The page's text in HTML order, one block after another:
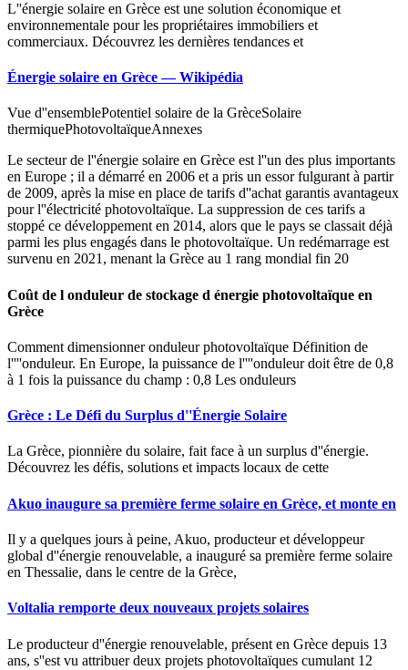
L''énergie solaire en Grèce est une solution économique et
environnementale pour les propriétaires immobiliers et
commerciaux. Découvrez les dernières tendances et
Énergie solaire en Grèce — Wikipédia
Vue d''ensemblePotentiel solaire de la GrèceSolaire
thermiquePhotovoltaïqueAnnexes
Le secteur de l''énergie solaire en Grèce est l''un des plus importants
en Europe ; il a démarré en 2006 et a pris un essor fulgurant à partir
de 2009, après la mise en place de tarifs d''achat garantis avantageux
pour l''électricité photovoltaïque. La suppression de ces tarifs a
stoppé ce développement en 2014, alors que le pays se classait déjà
parmi les plus engagés dans le photovoltaïque. Un redémarrage est
survenu en 2021, menant la Grèce au 1 rang mondial fin 20
Coût de l onduleur de stockage d énergie photovoltaïque en
Grèce
Comment dimensionner onduleur photovoltaïque Définition de
l''''onduleur. En Europe, la puissance de l''''onduleur doit être de 0,8
à 1 fois la puissance du champ : 0,8 Les onduleurs
Grèce : Le Défi du Surplus d''Énergie Solaire
La Grèce, pionnière du solaire, fait face à un surplus d''énergie.
Découvrez les défis, solutions et impacts locaux de cette
Akuo inaugure sa première ferme solaire en Grèce, et monte en
Il y a quelques jours à peine, Akuo, producteur et développeur
global d''énergie renouvelable, a inauguré sa première ferme solaire
en Thessalie, dans le centre de la Grèce,
Voltalia remporte deux nouveaux projets solaires
Le producteur d''énergie renouvelable, présent en Grèce depuis 13
ans, s''est vu attribuer deux projets photovoltaïques cumulant 12